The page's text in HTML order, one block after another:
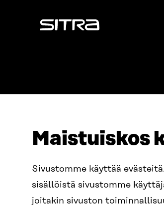
Maistuiskos
Sivustomme käyttää
sisällöistä sivustomme
joitakin sivuston
Sitra
ADDRESS
160,
00181 Helsinki
How to get to Sitra?